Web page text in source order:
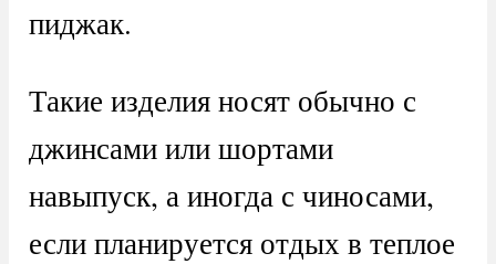
пиджак.
Такие изделия носят обычно с
джинсами или шортами
навыпуск, а иногда с чиносами,
если планируется отдых в теплое